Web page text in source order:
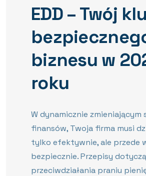
EDD – Twój
biznesu w
roku
W dynamicznie zmieniającym
finansów, Twoja firma musi
tylko efektywnie, ale przede
bezpiecznie. Przepisy
przeciwdziałania praniu